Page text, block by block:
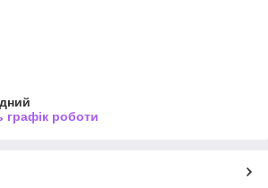
графік роботи